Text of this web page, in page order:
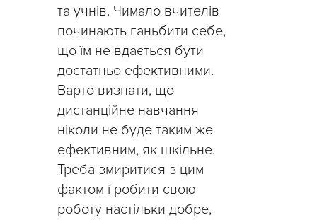
та учнів. Чимало вчителів
починають ганьбити себе,
що їм не вдається бути
достатньо ефективними.
Варто визнати, що
дистанційне навчання
ніколи не буде таким же
ефективним, як шкільне.
Треба змиритися з цим
фактом і робити свою
роботу настільки добре,